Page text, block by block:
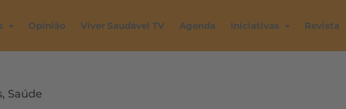
Opinião Viver Saudável TV Agenda Iniciativas Revista
, Saúde